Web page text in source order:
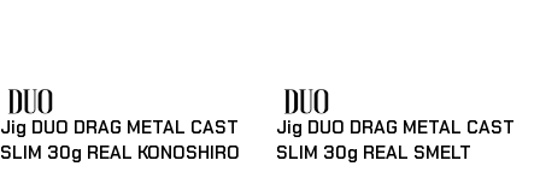
Jig DUO DRAG METAL CAST
SLIM 30g REAL KONOSHIRO
Jig DUO DRAG METAL CAST
SLIM 30g REAL SMELT